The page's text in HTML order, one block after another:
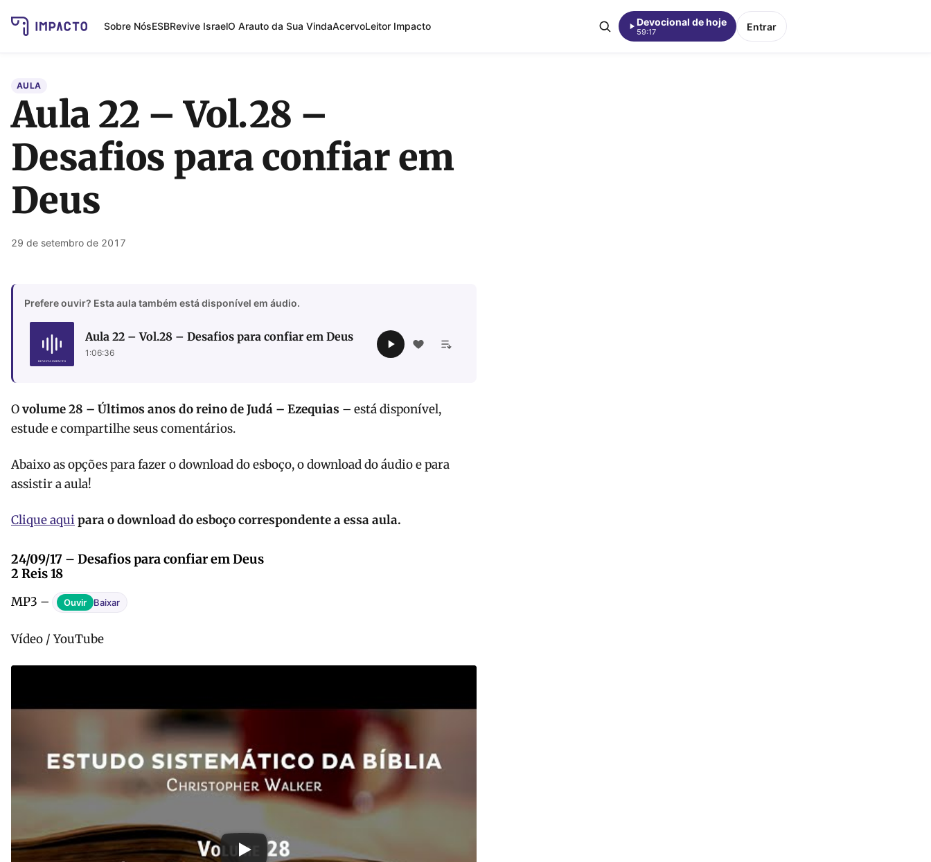
Sobre NósESBRevive IsraelO Arauto da Sua VindaAcervoLeitor Impacto Devocional de hoje
59:17 Entrar
AULA
Aula 22 – Vol.28 –
Desafios para confiar em
Deus
29 de setembro de 2017
Prefere ouvir? Esta aula também está disponível em áudio.
Aula 22 – Vol.28 – Desafios para confiar em Deus
1:06:36
Ovolume 28 – Últimos anos do reino de Judá – Ezequias – está disponível,
estude e compartilhe seus comentários.
Abaixo as opções para fazer o download do esboço, o download do áudio e para
assistir a aula!
Clique aqui para o download do esboço correspondente a essa aula.
24/09/17 – Desafios para confiar em Deus
2 Reis 18
MP3 – Ouvir Baixar
Vídeo / YouTube